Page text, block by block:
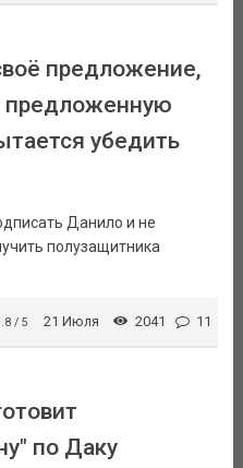
предложение,
предложенную
убедить
Данило и не
полузащитника
/ 5 21 Июля 2041 11
по Даку